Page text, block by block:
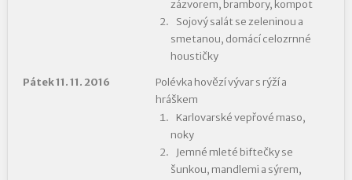
zázvorem, brambory, kompot
Sojový salát se zeleninou a
smetanou, domácí celozrnné
houstičky
Pátek 11. 11. 2016
Polévka hovězí vývar s rýží a
hráškem
Karlovarské vepřové maso,
noky
Jemné mleté biftečky se
šunkou, mandlemi a sýrem,